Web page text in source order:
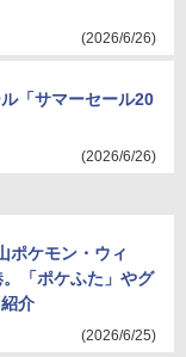
(2026/6/26)
「サマーセール20
(2026/6/26)
ポケモン・ウィ
「ポケふた」やグ
介
(2026/6/25)